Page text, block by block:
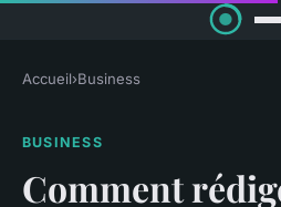
Accueil›Business
BUSINESS
Comment